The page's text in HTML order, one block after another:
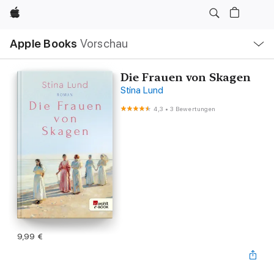
Apple
Apple Books Vorschau
Navigation
Menü
öffnen
Die Frauen von Skagen
Stina Lund
4,3 •3 Bewertungen
9,99 €